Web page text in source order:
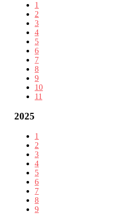
1
2
3
4
5
6
7
8
9
10
11
2025
1
2
3
4
5
6
7
8
9